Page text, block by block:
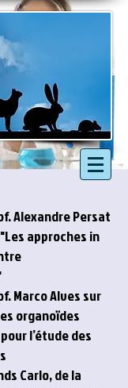
Alexandre Persat
approches in
Marco Alves sur
organoïdes
l’étude des
Carlo, de la